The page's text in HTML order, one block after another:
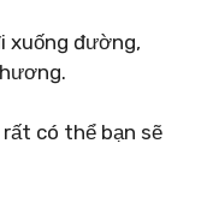
xuống đường,
có thể bạn sẽ